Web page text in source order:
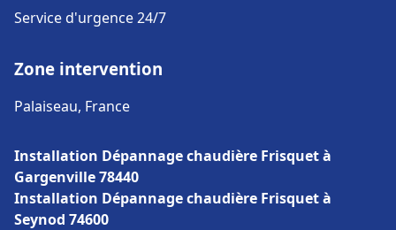
Service d'urgence 24/7
Zone intervention
Palaiseau, France
Installation Dépannage chaudière Frisquet à
Gargenville 78440
Installation Dépannage chaudière Frisquet à
Seynod 74600